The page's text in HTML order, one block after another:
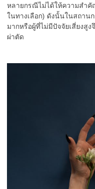
หลายกรณีไม่ได้ให้ความสำคั
ในทางเลือก) ดังนั้นในสถาน
มากหรือผู้ที่ไม่มีปัจจัยเสี่ยงสูง
ผ่าตัด